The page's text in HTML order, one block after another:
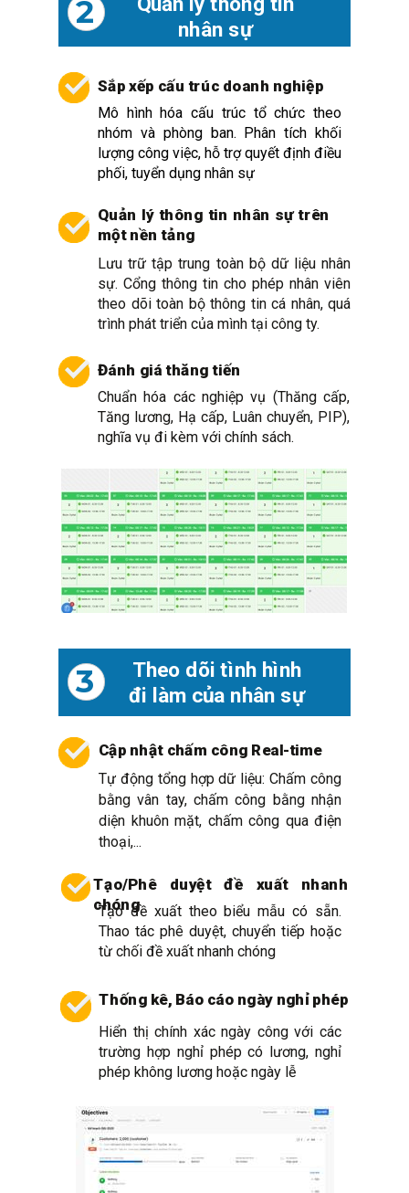
Tự động tổng hợp dữ liệu: Chấm công
bằng vân tay, chấm công bằng nhận
diện khuôn mặt, chấm công qua điện
thoại,...
Tạo đề xuất theo biểu mẫu có sẵn.
Thao tác phê duyệt, chuyển tiếp hoặc
từ chối đề xuất nhanh chóng
Hiển thị chính xác ngày công với các
trường hợp nghỉ phép có lương, nghỉ
phép không lương hoặc ngày lễ
Cập nhật chấm công Real-time
Tạo/Phê duyệt đề xuất nhanh
chóng
Thống kê, Báo cáo ngày nghỉ phép
Theo dõi tình hình
đi làm của nhân sự
3
nhân sự
2
Sắp xếp cấu trúc doanh nghiệp
Quản lý thông tin nhân sự trên
một nền tảng
Đánh giá thăng tiến
Mô hình hóa cấu trúc tổ chức theo
nhóm và phòng ban. Phân tích khối
lượng công việc, hỗ trợ quyết định điều
phối, tuyển dụng nhân sự
Lưu trữ tập trung toàn bộ dữ liệu nhân
sự. Cổng thông tin cho phép nhân viên
theo dõi toàn bộ thông tin cá nhân, quá
trình phát triển của mình tại công ty.
Chuẩn hóa các nghiệp vụ (Thăng cấp,
Tăng lương, Hạ cấp, Luân chuyển, PIP),
nghĩa vụ đi kèm với chính sách.